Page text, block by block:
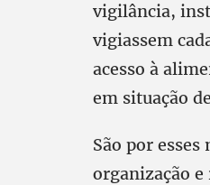
vigilância,
vigiassem
acesso à
em situação
São por
organização